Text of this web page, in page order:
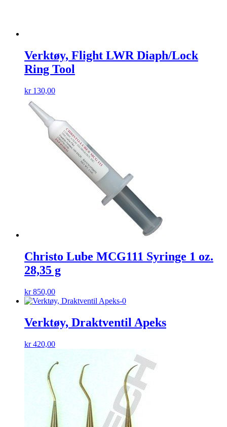
Verktøy, Flight LWR Diaph/Lock
Ring Tool
kr130,00
Christo Lube MCG111 Syringe 1 oz.
28,35 g
kr850,00
Verktøy, Draktventil Apeks
kr420,00